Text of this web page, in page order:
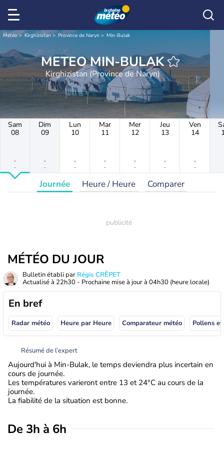
Météo Kirghizistan Province de Naryn Min-Bulak
METEO MIN-BULAK
Kirghizistan (Province de Naryn)
Sam
08
-
-
Dim
09
-
-
Lun
10
-
-
Mar
11
-
-
Mer
12
-
-
Jeu
13
-
-
Ven
14
-
-
Journée Heure / Heure Comparer
MÉTÉO DU JOUR
Bulletin établi par Régis CRÊPET
Actualisé à 22h30 - Prochaine mise à jour à 04h30 (heure locale)
En bref
Radar météo Heure par Heure Comparateur météo Pollens
Résumé de l’expert
Aujourd'hui à Min-Bulak, le temps deviendra plus incertain en
cours de journée.
Les températures varieront entre 13 et 24°C au cours de la
journée.
La fiabilité de la situation est bonne.
De 3h à 6h